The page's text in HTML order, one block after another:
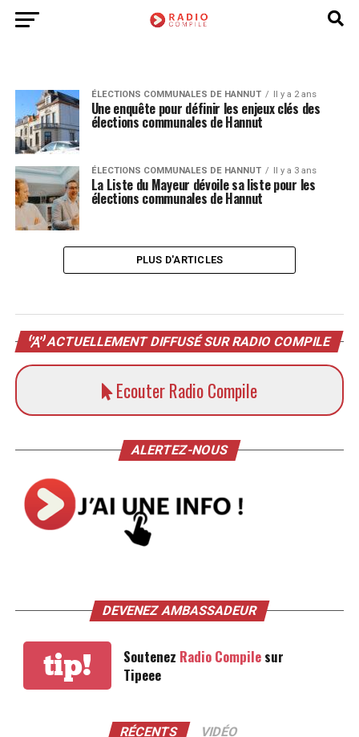
ÉLECTIONS COMMUNALES DE HANNUT Il y a 2 ans
Une enquête pour définir les enjeux clés des
élections communales de Hannut
ÉLECTIONS COMMUNALES DE HANNUT Il y a 3 ans
La Liste du Mayeur dévoile sa liste pour les
élections communales de Hannut
PLUS D'ARTICLES
ACTUELLEMENT DIFFUSÉ SUR RADIO COMPILE
Ecouter Radio Compile
ALERTEZ-NOUS
DEVENEZ AMBASSADEUR
tip! Soutenez Radio Compilesur
Tipeee
RÉCENTS VIDÉO